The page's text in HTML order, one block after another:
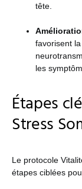
tête.
favorisent
les
Étapes
Stress
Le protocole
étapes ciblées